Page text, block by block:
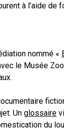
à l’aide de
nommé «
le Musée
Unglossaire
du